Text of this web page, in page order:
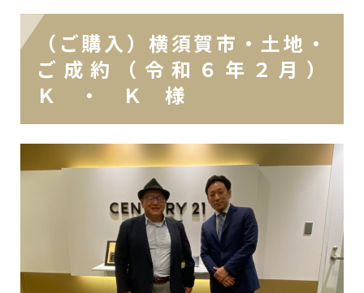
（ご購入）横須賀市・土地・
ご成約（令和６年２月）
Ｋ ・ Ｋ 様